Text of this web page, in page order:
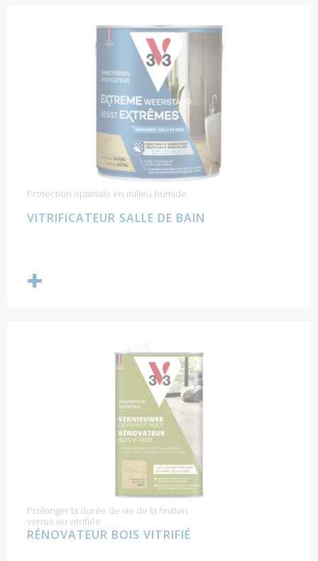
Protection optimale en milieu humide
VITRIFICATEUR SALLE DE BAIN
Prolonger la durée de vie de la finition
vernie ou vitrifiée
RÉNOVATEUR BOIS VITRIFIÉ